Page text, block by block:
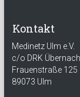
Kontakt
Medinetz Ulm e.V.
c/o DRK
Frauenstraße 125
89073 Ulm